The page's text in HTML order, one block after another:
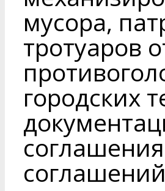
мусора,
тротуаров
городских